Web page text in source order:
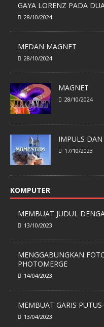
GAYA LORENZ PADA
28/10/2024
MEDAN MAGNET
28/10/2024
MAGNET
28/10/2024
IMPULS
17/10/2023
KOMPUTER
MEMBUAT JUDUL
13/10/2023
MENGGABUNGKAN
PHOTOMERGE
14/04/2023
MEMBUAT GARIS
13/04/2023